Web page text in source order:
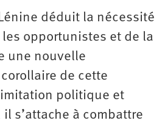
déduit la nécessité
opportunistes et de la
une nouvelle
de cette
politique et
s’attache à combattre